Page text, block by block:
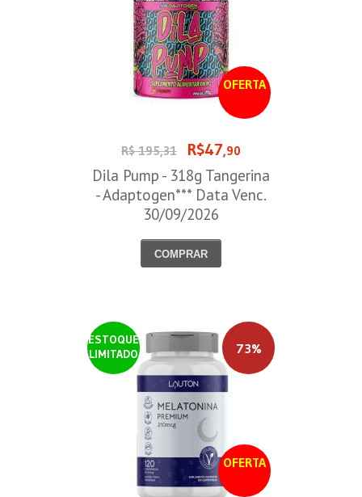
OFERTA
R$ 195,31 R$47,90
Dila Pump - 318g Tangerina
- Adaptogen*** Data Venc.
30/09/2026
COMPRAR
ESTOQUE
LIMITADO
OFERTA
73%